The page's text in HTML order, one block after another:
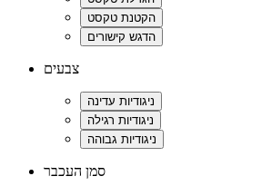
צבעים
סמן העכבר